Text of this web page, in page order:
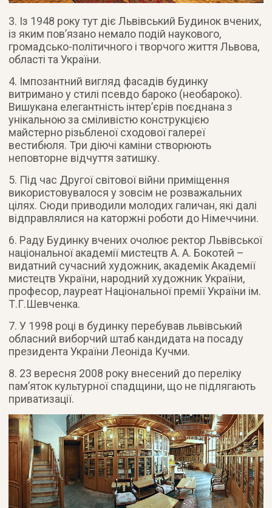
3. Із 1948 року тут діє Львівський Будинок вчених,
із яким пов’язано немало подій наукового,
громадсько-політичного і творчого життя Львова,
області та України.
4. Імпозантний вигляд фасадів будинку
витримано у стилі псевдо бароко (необароко).
Вишукана елегантність інтер’єрів поєднана з
унікальною за сміливістю конструкцією
майстерно різьбленої сходової галереї
вестибюля. Три діючі каміни створюють
неповторне відчуття затишку.
5. Під час Другої світової війни приміщення
використовувалося у зовсім не розважальних
цілях. Сюди приводили молодих галичан, які далі
відправлялися на каторжні роботи до Німеччини.
6. Раду Будинку вчених очолює ректор Львівської
національної академії мистецтв А. А. Бокотей –
видатний сучасний художник, академік Академії
мистецтв України, народний художник України,
професор, лауреат Національної премії України ім.
Т.Г.Шевченка.
7. У 1998 році в будинку перебував львівський
обласний виборчий штаб кандидата на посаду
президента України Леоніда Кучми.
8. 23 вересня 2008 року внесений до переліку
памʼяток культурної спадщини, що не підлягають
приватизації.